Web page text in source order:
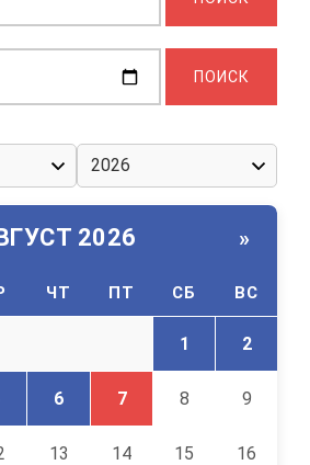
2026 »
ЧТ ПТ СБ ВС
1 2
6 7 8 9
13 14 15 16